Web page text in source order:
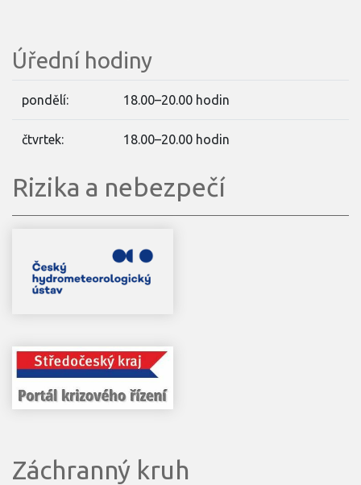
Úřední hodiny
pondělí: 18.00–20.00 hodin
čtvrtek: 18.00–20.00 hodin
Rizika a nebezpečí
Záchranný kruh